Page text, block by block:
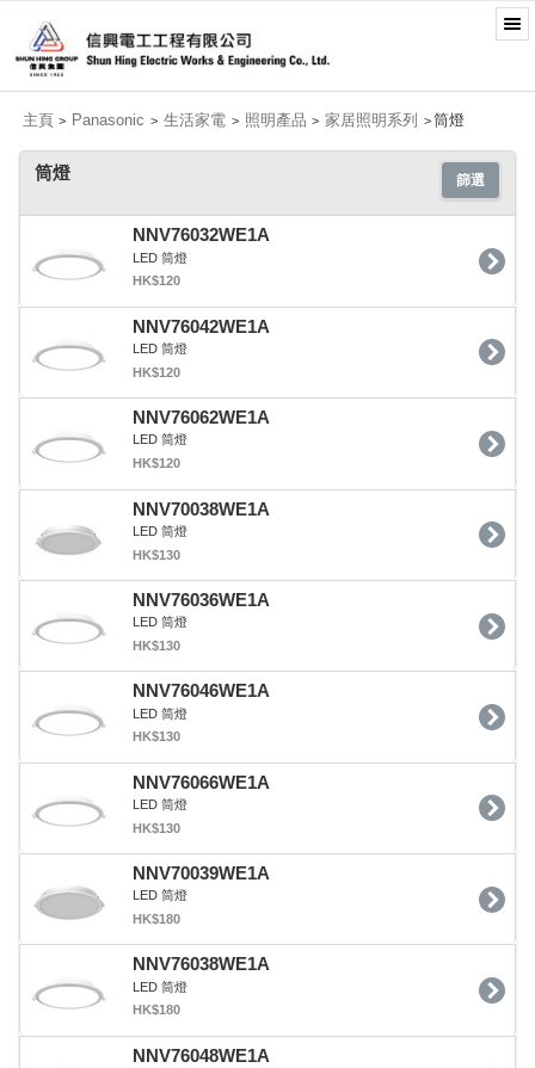
主頁 > Panasonic > 生活家電 > 照明產品 > 家居照明系列 >筒燈
篩選
筒燈
NNV76032WE1A
LED 筒燈
HK$120
NNV76042WE1A
LED 筒燈
HK$120
NNV76062WE1A
LED 筒燈
HK$120
NNV70038WE1A
LED 筒燈
HK$130
NNV76036WE1A
LED 筒燈
HK$130
NNV76046WE1A
LED 筒燈
HK$130
NNV76066WE1A
LED 筒燈
HK$130
NNV70039WE1A
LED 筒燈
HK$180
NNV76038WE1A
LED 筒燈
HK$180
NNV76048WE1A